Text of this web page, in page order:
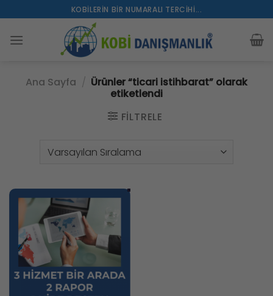
atla
KOBILERIN BIR NUMARALI TERCIHI...
Ana Sayfa / Ürünler “ticari istihbarat” olarak
etiketlendi
FILTRELE